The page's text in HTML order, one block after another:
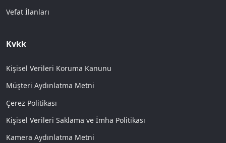
Vefat İlanları
Kvkk
Kişisel Verileri Koruma Kanunu
Müşteri Aydınlatma Metni
Çerez Politikası
Kişisel Verileri Saklama ve İmha Politikası
Kamera Aydınlatma Metni